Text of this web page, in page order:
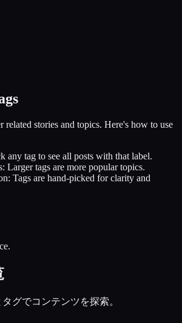
related stories and topics. Here's how to use
any tag to see all posts with that label.
Larger tags are more popular topics.
Tags are hand-picked for clarity and
グでコンテンツを探索。